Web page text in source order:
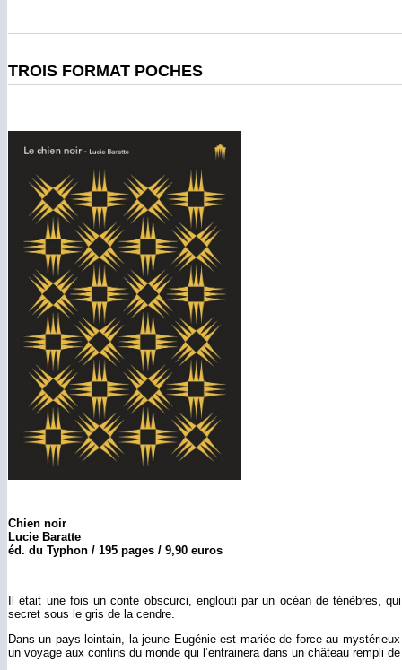
TROIS FORMAT POCHES
Chien noir
Lucie Baratte
éd. du Typhon / 195 pages / 9,90 euros
Il était une fois un conte obscurci, englouti par un océan de ténèbres,
secret sous le gris de la cendre.
Dans un pays lointain, la jeune Eugénie est mariée de force au
un voyage aux confins du monde qui l’entrainera dans un château rempli